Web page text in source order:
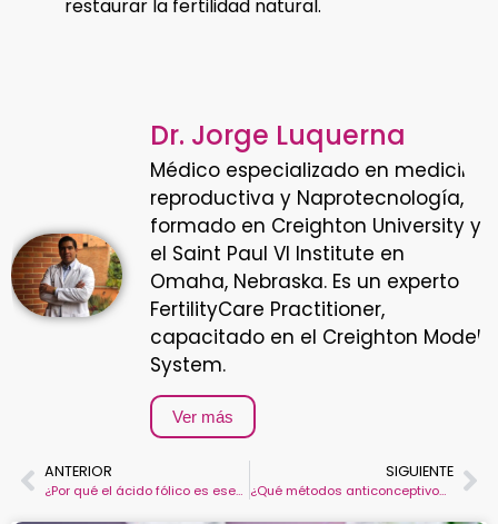
restaurar la fertilidad natural.
Dr. Jorge Luquerna
Médico especializado en medicina
reproductiva y Naprotecnología,
formado en Creighton University y
el Saint Paul VI Institute en
Omaha, Nebraska. Es un experto
FertilityCare Practitioner,
capacitado en el Creighton Model
System.
Ver más
ANTERIOR
¿Por qué el ácido fólico es esencial para la fertilidad y el embarazo?
SIGUIENTE
¿Qué métodos anticonceptivos existen y cómo impactan tu fertilidad?